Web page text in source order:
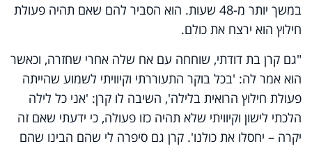
במשך יותר מ-48 שעות. הוא הסביר להם שאם תהיה פעולת
חילוץ הוא ירצח את כולם.
"גם קרן בת דודתי, שוחחה עם אח שלה אחרי שחזרה, וכאשר
הוא אמר לה: 'בכל בוקר התעוררתי וקיוויתי לשמוע שהייתה
פעולת חילוץ הרואית בלילה', השיבה לו קרן: 'אני כל לילה
הלכתי לישון וקיוויתי שלא תהיה כזו פעולה, כי ידעתי שאם זה
יקרה – יחסלו את כולנו'. קרן גם סיפרה לי שהם הבינו שהם